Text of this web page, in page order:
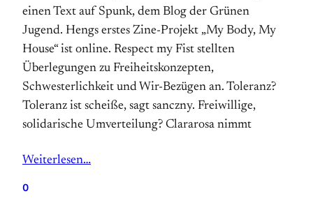
einen Text auf Spunk, dem Blog der Grünen
Jugend. Hengs erstes Zine-Projekt „My Body, My
House“ ist online. Respect my Fist stellten
Überlegungen zu Freiheitskonzepten,
Schwesterlichkeit und Wir-Bezügen an. Toleranz?
Toleranz ist scheiße, sagt sanczny. Freiwillige,
solidarische Umverteilung? Clararosa nimmt
Weiterlesen…
0